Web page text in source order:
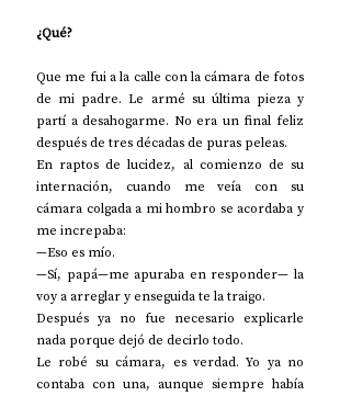
¿Qué?
Que me fui a la calle con la cámara de fotos
de mi padre. Le armé su última pieza y
partí a desahogarme. No era un final feliz
después de tres décadas de puras peleas.
En raptos de lucidez, al comienzo de su
internación, cuando me veía con su
cámara colgada a mi hombro se acordaba y
me increpaba:
—Eso es mío.
—Sí, papá—me apuraba en responder— la
voy a arreglar y enseguida te la traigo.
Después ya no fue necesario explicarle
nada porque dejó de decirlo todo.
Le robé su cámara, es verdad. Yo ya no
contaba con una, aunque siempre había